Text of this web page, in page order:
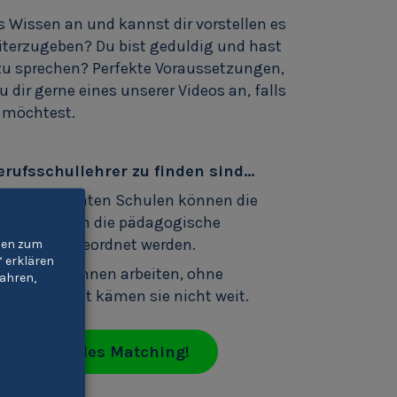
Wissen an und kannst dir vorstellen es
Du bist geduldig und hast
sprechen? Perfekte Voraussetzungen,
dir gerne eines unserer Videos an, falls
zu finden sind…
und privaten Schulen können die
auch in die pädagogische
abgeordnet werden.
Lehrer/-innen arbeiten, ohne
kämen sie nicht weit.
individuelles Matching!
zum
erklären